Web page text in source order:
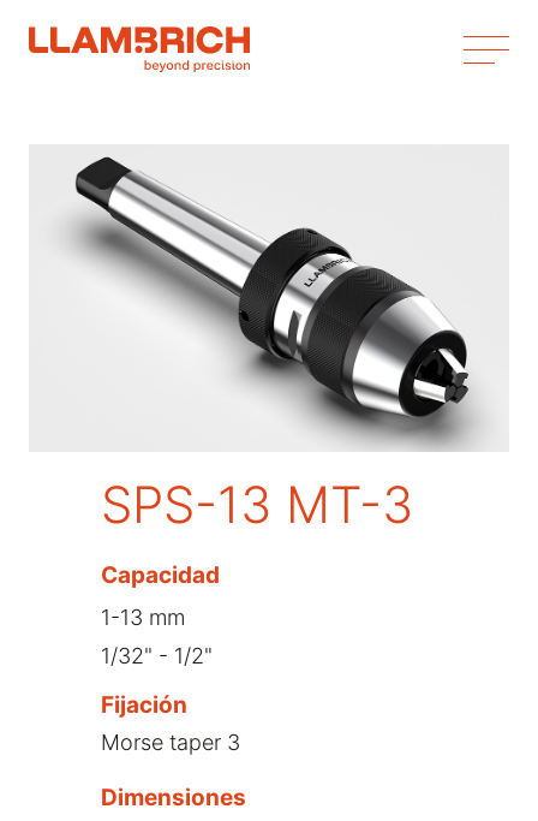
SPS-13 MT-3
Capacidad
1-13 mm
1/32" - 1/2"
Fijación
Morse taper 3
Dimensiones